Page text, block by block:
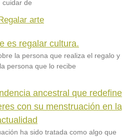
cuidar de
es regalar cultura.
la persona que realiza el regalo y
persona que lo recibe
ancestral que redefine
con su menstruación en la
ha sido tratada como algo que